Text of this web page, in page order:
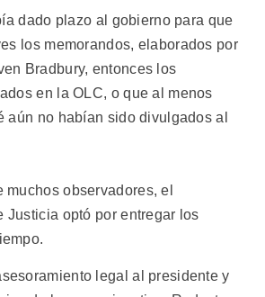
dado plazo al gobierno para que
los memorandos, elaborados por
Bradbury, entonces los
en la OLC, o que al menos
aún no habían sido divulgados al
muchos observadores, el
Justicia optó por entregar los
legal al presidente y